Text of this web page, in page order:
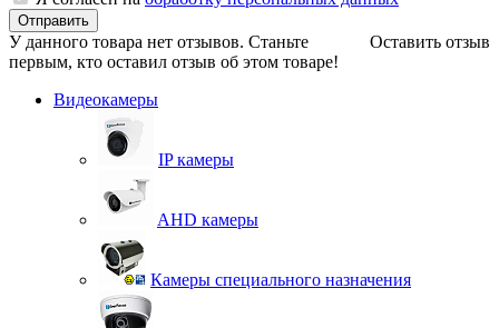
Отправить
Оставить отзыв
У данного товара нет отзывов. Станьте
первым, кто оставил отзыв об этом товаре!
Видеокамеры
IP камеры
AHD камеры
Камеры специального назначения